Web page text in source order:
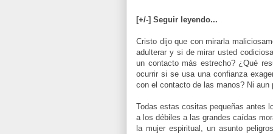
[+/-] Seguir leyendo...
Cristo dijo que con mirarla
adulterar y si de mirar usted
un contacto más estrecho? ¿Qué
ocurrir si se usa una confianza
con el contacto de las manos? Ni
Todas estas cositas pequeñas antes
a los débiles a las grandes caídas
la mujer espiritual, un asunto